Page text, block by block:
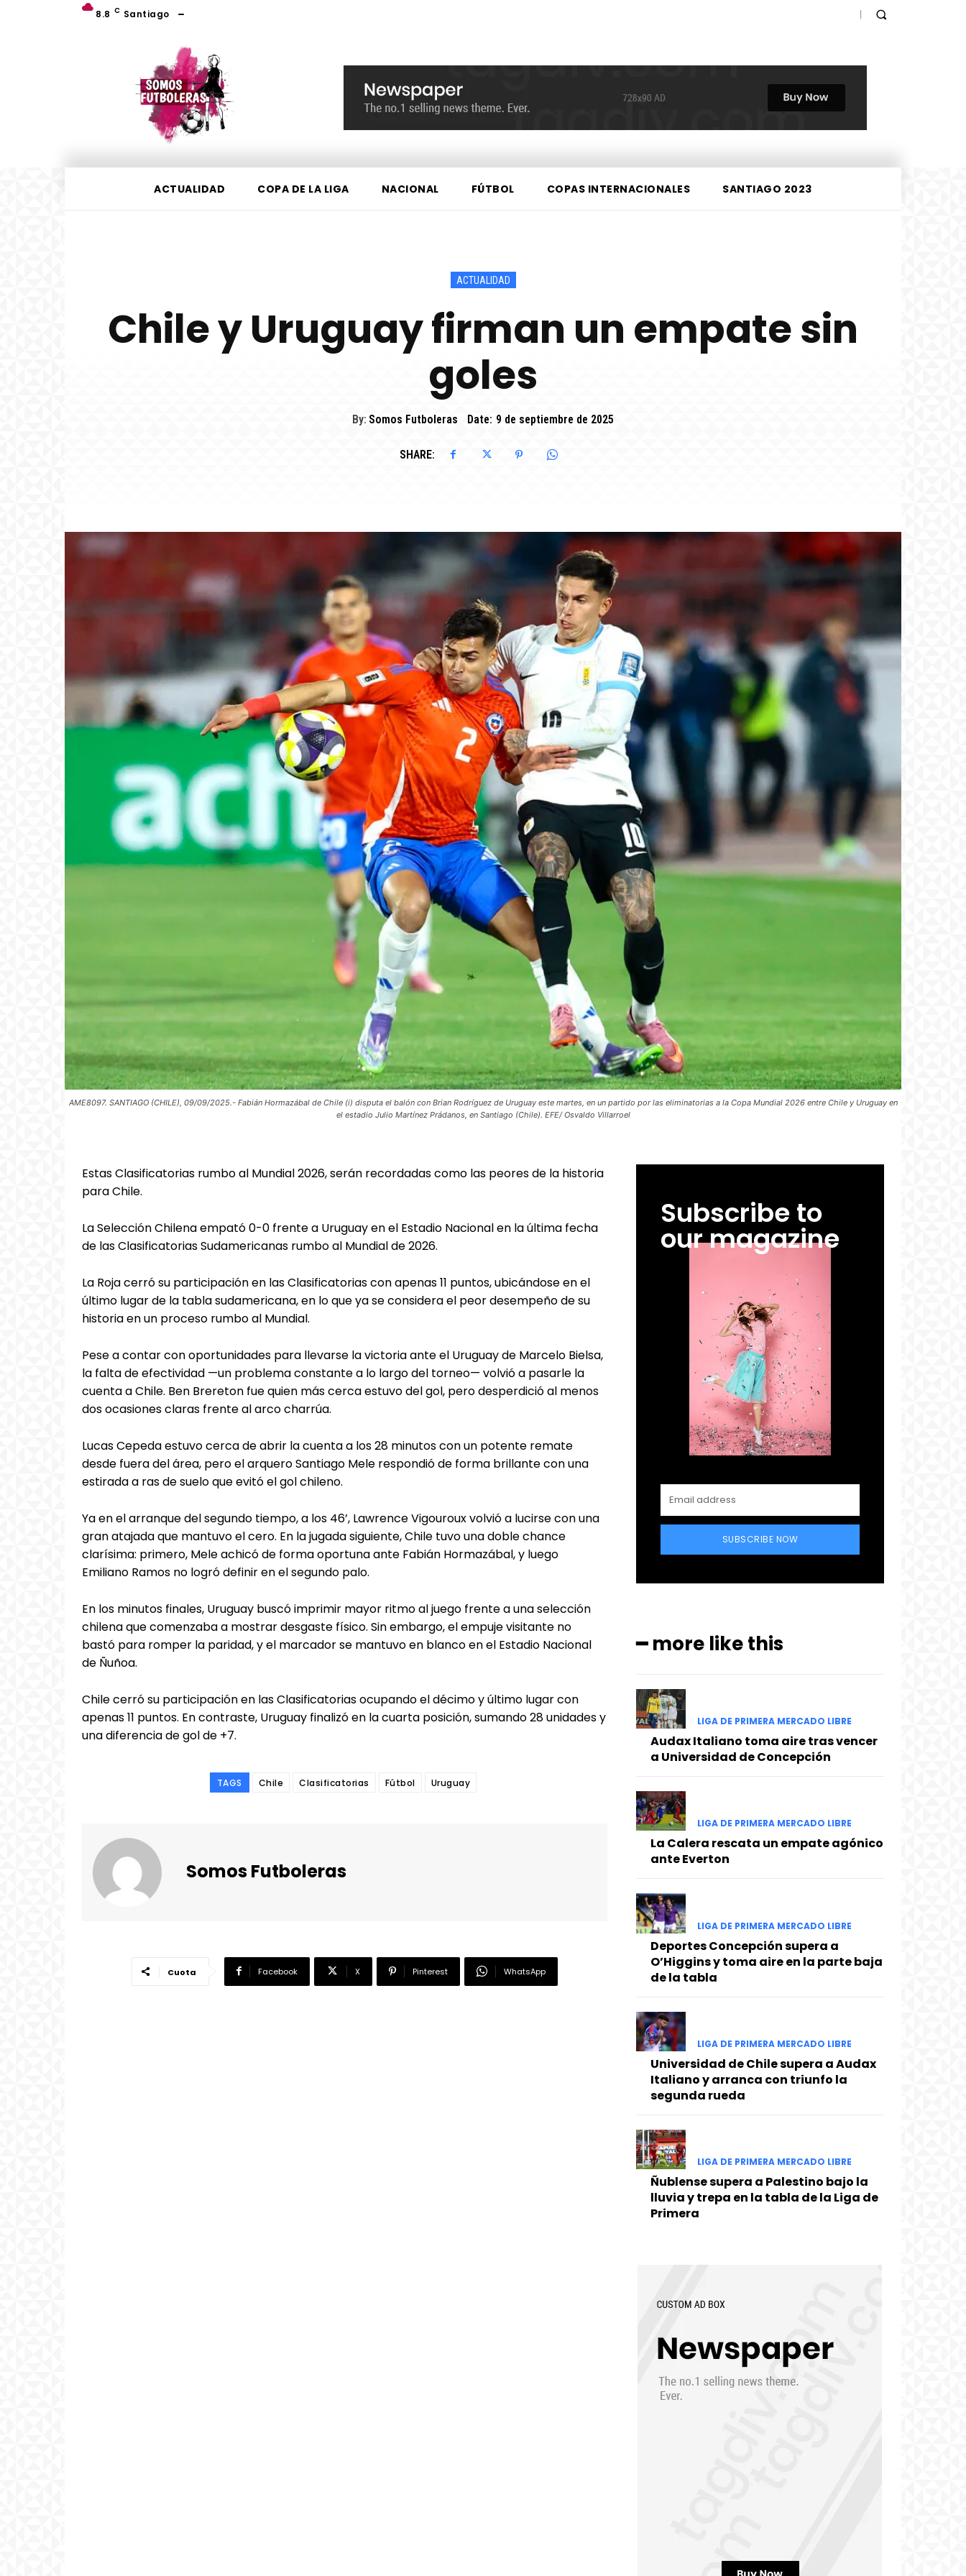
8.8 C Santiago
ACTUALIDAD COPA DE LA LIGA NACIONAL FÚTBOL COPAS INTERNACIONALES SANTIAGO 2023
ACTUALIDAD
Chile y Uruguay firman un empate sin
goles
By: Somos Futboleras Date: 9 de septiembre de 2025
SHARE:
AME8097. SANTIAGO (CHILE), 09/09/2025.- Fabián Hormazábal de Chile (i) disputa el balón con Brian Rodríguez de Uruguay este martes, en un partido por las eliminatorias a la Copa Mundial 2026 entre Chile y Uruguay en
el estadio Julio Martínez Prádanos, en Santiago (Chile). EFE/ Osvaldo Villarroel
Estas Clasificatorias rumbo al Mundial 2026, serán recordadas como las peores de la historia
para Chile.
La Selección Chilena empató 0-0 frente a Uruguay en el Estadio Nacional en la última fecha
de las Clasificatorias Sudamericanas rumbo al Mundial de 2026.
La Roja cerró su participación en las Clasificatorias con apenas 11 puntos, ubicándose en el
último lugar de la tabla sudamericana, en lo que ya se considera el peor desempeño de su
historia en un proceso rumbo al Mundial.
Pese a contar con oportunidades para llevarse la victoria ante el Uruguay de Marcelo Bielsa,
la falta de efectividad —un problema constante a lo largo del torneo— volvió a pasarle la
cuenta a Chile. Ben Brereton fue quien más cerca estuvo del gol, pero desperdició al menos
dos ocasiones claras frente al arco charrúa.
Lucas Cepeda estuvo cerca de abrir la cuenta a los 28 minutos con un potente remate
desde fuera del área, pero el arquero Santiago Mele respondió de forma brillante con una
estirada a ras de suelo que evitó el gol chileno.
Ya en el arranque del segundo tiempo, a los 46’, Lawrence Vigouroux volvió a lucirse con una
gran atajada que mantuvo el cero. En la jugada siguiente, Chile tuvo una doble chance
clarísima: primero, Mele achicó de forma oportuna ante Fabián Hormazábal, y luego
Emiliano Ramos no logró definir en el segundo palo.
En los minutos finales, Uruguay buscó imprimir mayor ritmo al juego frente a una selección
chilena que comenzaba a mostrar desgaste físico. Sin embargo, el empuje visitante no
bastó para romper la paridad, y el marcador se mantuvo en blanco en el Estadio Nacional
de Ñuñoa.
Chile cerró su participación en las Clasificatorias ocupando el décimo y último lugar con
apenas 11 puntos. En contraste, Uruguay finalizó en la cuarta posición, sumando 28 unidades y
una diferencia de gol de +7.
TAGS Chile Clasificatorias Fútbol Uruguay
Somos Futboleras
Cuota Facebook X Pinterest WhatsApp
Subscribe to
our magazine
SUBSCRIBE NOW
━ more like this
LIGA DE PRIMERA MERCADO LIBRE
Audax Italiano toma aire tras vencer
a Universidad de Concepción
LIGA DE PRIMERA MERCADO LIBRE
La Calera rescata un empate agónico
ante Everton
LIGA DE PRIMERA MERCADO LIBRE
Deportes Concepción supera a
O’Higgins y toma aire en la parte baja
de la tabla
LIGA DE PRIMERA MERCADO LIBRE
Universidad de Chile supera a Audax
Italiano y arranca con triunfo la
segunda rueda
LIGA DE PRIMERA MERCADO LIBRE
Ñublense supera a Palestino bajo la
lluvia y trepa en la tabla de la Liga de
Primera